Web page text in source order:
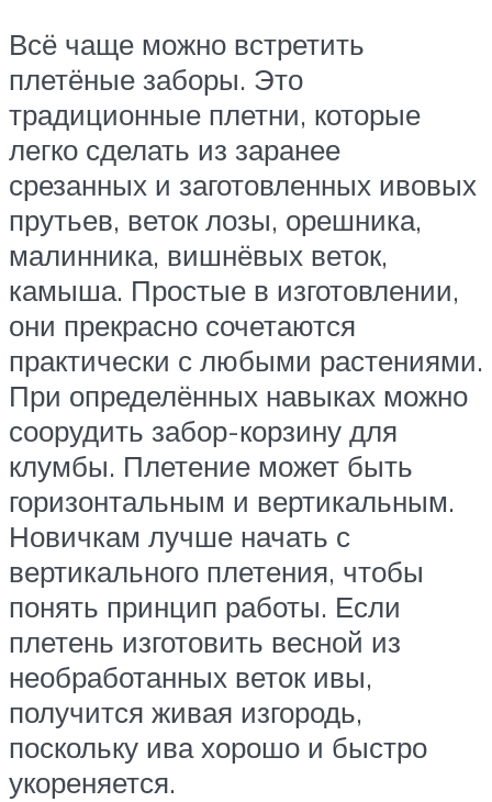
Всё чаще можно встретить
плетёные заборы. Это
традиционные плетни, которые
легко сделать из заранее
срезанных и заготовленных ивовых
прутьев, веток лозы, орешника,
малинника, вишнёвых веток,
камыша. Простые в изготовлении,
они прекрасно сочетаются
практически с любыми растениями.
При определённых навыках можно
соорудить забор-корзину для
клумбы. Плетение может быть
горизонтальным и вертикальным.
Новичкам лучше начать с
вертикального плетения, чтобы
понять принцип работы. Если
плетень изготовить весной из
необработанных веток ивы,
получится живая изгородь,
поскольку ива хорошо и быстро
укореняется.